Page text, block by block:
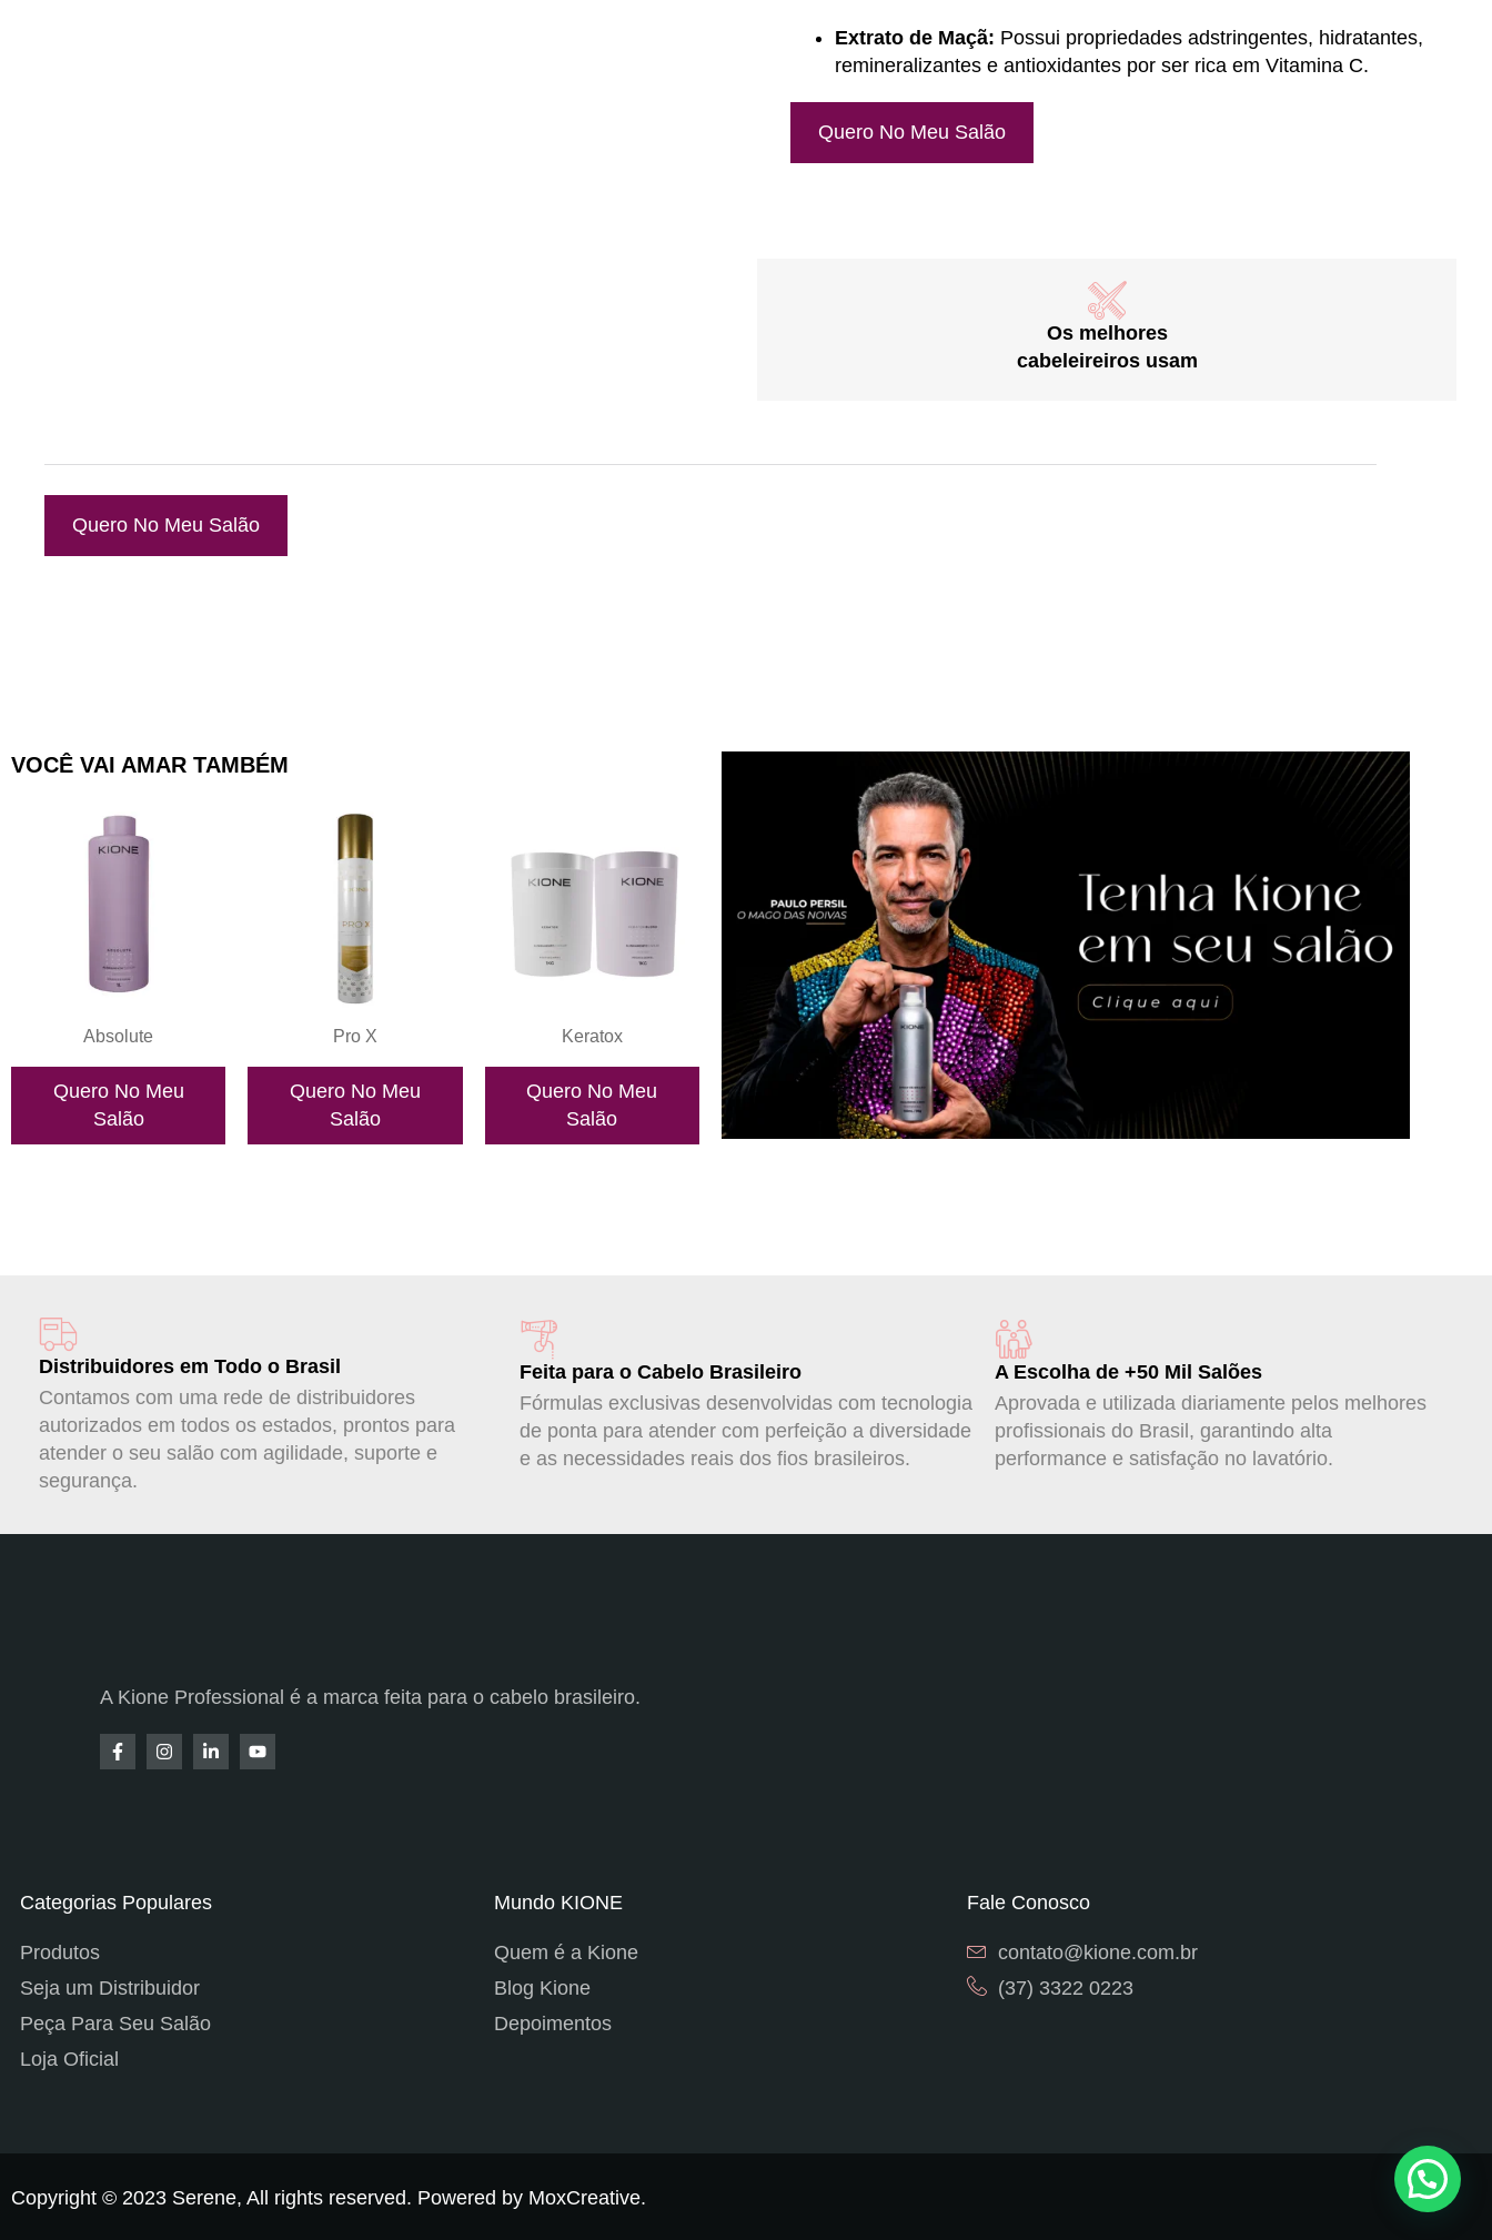
Extrato de Maçã: Possui propriedades adstringentes, hidratantes,
remineralizantes e antioxidantes por ser rica em Vitamina C.
Quero No Meu Salão
Os melhores
cabeleireiros usam
Quero No Meu Salão
VOCÊ VAI AMAR TAMBÉM
Absolute
Quero No Meu
Salão
Pro X
Quero No Meu
Salão
Keratox
Quero No Meu
Salão
Distribuidores em Todo o Brasil
Contamos com uma rede de distribuidores
autorizados em todos os estados, prontos para
atender o seu salão com agilidade, suporte e
segurança.
Feita para o Cabelo Brasileiro
Fórmulas exclusivas desenvolvidas com tecnologia
de ponta para atender com perfeição a diversidade
e as necessidades reais dos fios brasileiros.
A Escolha de +50 Mil Salões
Aprovada e utilizada diariamente pelos melhores
profissionais do Brasil, garantindo alta
performance e satisfação no lavatório.
A Kione Professional é a marca feita para o cabelo brasileiro.
Categorias Populares
Produtos
Seja um Distribuidor
Peça Para Seu Salão
Loja Oficial
Mundo KIONE
Quem é a Kione
Blog Kione
Depoimentos
Fale Conosco
contato@kione.com.br
(37) 3322 0223
Copyright © 2023 Serene, All rights reserved. Powered by MoxCreative.